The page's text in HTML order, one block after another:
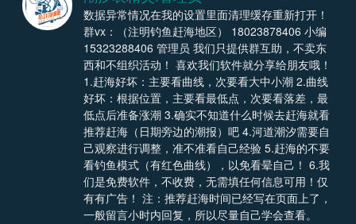
数据异常情况在我的设置里面清理缓存重新打开！
群vx：（注明钓鱼赶海地区） 18023878406 小编
15323288406 管理员 我们只提供群互助，不卖东
西和不组织活动！ 喜欢我们软件就分享给朋友哦！
1.赶海好坏：主要看曲线，次要看大中小潮 2.曲线
好坏：根据位置，主要看最低点，次要看落差，最
低点后准备涨潮 3.确实不知道什么时候去赶海就看
推荐赶海（日期旁边的潮报）吧 4.河道潮汐需要自
己观察进行调整，准不准看自己经验 5.赶海的不要
看钓鱼模式（有红色曲线），以免看晕自己！ 6.我
们是免费软件，不收费，无需填任何信息可用！仅
有有广告！ 注：推荐赶海时间已经写在页面上了，
一般留言小时内回复，所以尽量自己学会查看。